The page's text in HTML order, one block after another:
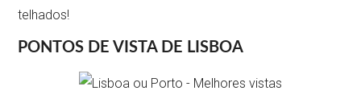
telhados!
PONTOS DE VISTADE LISBOA